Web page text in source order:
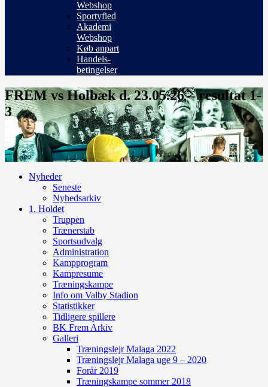
Webshop
Sportyfied
Akademi
Webshop
Køb anpart
Handels-
betingelser
FREM vs Holbæk d. 23.05.26 – resultat 1-
3
Nyheder
Seneste
Nyhedsarkiv
1. Holdet
Truppen
Trænerstab
Sportsudvalg
Administration
Kampprogram
Kampresume
Træningskampe
Info om Valby Stadion
Statistikker
Tidligere spillere
BK Frem Arkiv
Galleri
Træningslejr Malaga 2022
Træningslejr Malaga uge 9 – 2020
Forår 2019
Træningskampe sommer 2018